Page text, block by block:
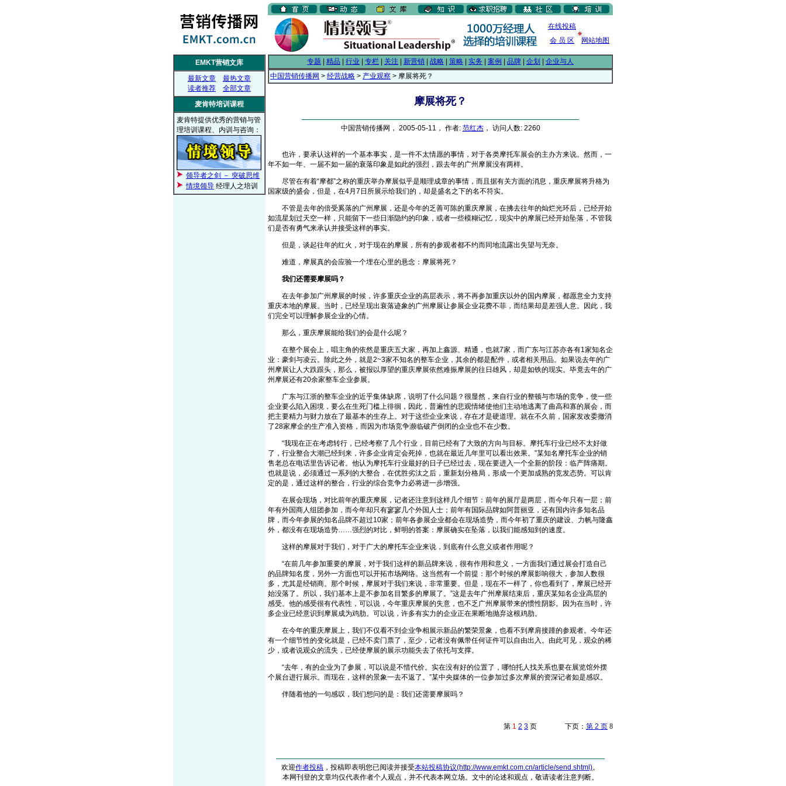
在线投稿
会 员 区
网站地图
EMKT营销文库
最新文章
最热文章
读者推荐
全部文章
麦肯特培训课程
麦肯特提供优秀的营销与管
理培训课程、内训与咨询：
领导者之剑 － 突破思维
情境领导 经理人之培训
专题 精品 行业 专栏 关注 新营销 战略 策略 实务 案例 品牌 企划
企业与人
中国营销传播网 > 经营战略 > 产业观察 > 摩展将死？
摩展将死？
中国营销传播网， 2005-05-11， 作者: 范红杰， 访问人数: 2260
也许，要承认这样的一个基本事实，是一件不太情愿的事情，对于各类摩托车展会的主办方来说。然而，一
年不如一年、一届不如一届的衰落印象是如此的强烈，跟去年的广州摩展没有两样。
尽管在有着“摩都”之称的重庆举办摩展似乎是顺理成章的事情，而且据有关方面的消息，重庆摩展将升格为
国家级的盛会，但是，在4月7日所展示给我们的，却是盛名之下的名不符实。
不管是去年的倍受奚落的广州摩展，还是今年的乏善可陈的重庆摩展，在拂去往年的灿烂光环后，已经开始
如流星划过天空一样，只能留下一些日渐隐约的印象，或者一些模糊记忆，现实中的摩展已经开始坠落，不管我
们是否有勇气来承认并接受这样的事实。
但是，谈起往年的红火，对于现在的摩展，所有的参观者都不约而同地流露出失望与无奈。
难道，摩展真的会应验一个埋在心里的悬念：摩展将死？
我们还需要摩展吗？
在去年参加广州摩展的时候，许多重庆企业的高层表示，将不再参加重庆以外的国内摩展，都愿意全力支持
重庆本地的摩展。当时，已经呈现出衰落迹象的广州摩展让参展企业花费不菲，而结果却是差强人意。因此，我
们完全可以理解参展企业的心情。
那么，重庆摩展能给我们的会是什么呢？
在整个展会上，唱主角的依然是重庆五大家，再加上鑫源、精通，也就7家，而广东与江苏亦各有1家知名企
业：豪剑与凌云。除此之外，就是2~3家不知名的整车企业，其余的都是配件，或者相关用品。如果说去年的广
州摩展让人大跌跟头，那么，被报以厚望的重庆摩展依然难振摩展的往日雄风，却是如铁的现实。毕竟去年的广
州摩展还有20余家整车企业参展。
广东与江浙的整车企业的近乎集体缺席，说明了什么问题？很显然，来自行业的整顿与市场的竞争，使一些
企业要么陷入困境，要么在生死门槛上徘徊，因此，普遍性的悲观情绪使他们主动地逃离了曲高和寡的展会，而
把主要精力与财力放在了最基本的生存上。对于这些企业来说，存在才是硬道理。就在不久前，国家发改委撤消
了28家摩企的生产准入资格，而因为市场竞争濒临破产倒闭的企业也不在少数。
“我现在正在考虑转行，已经考察了几个行业，目前已经有了大致的方向与目标。摩托车行业已经不太好做
了，行业整合大潮已经到来，许多企业肯定会死掉，也就在最近几年里可以看出效果。”某知名摩托车企业的销
售老总在电话里告诉记者。他认为摩托车行业最好的日子已经过去，现在要进入一个全新的阶段：临产阵痛期。
也就是说，必须通过一系列的大整合，在优胜劣汰之后，重新划分格局，形成一个更加成熟的竞发态势。可以肯
定的是，通过这样的整合，行业的综合竞争力必将进一步增强。
在展会现场，对比前年的重庆摩展，记者还注意到这样几个细节：前年的展厅是两层，而今年只有一层；前
年有外国商人组团参加，而今年却只有寥寥几个外国人士；前年有国际品牌如阿普丽亚，还有国内许多知名品
牌，而今年参展的知名品牌不超过10家；前年各参展企业都会在现场造势，而今年初了重庆的建设、力帆与隆鑫
外，都没有在现场造势……强烈的对比，鲜明的答案：摩展确实在坠落，以我们能感知到的速度。
这样的摩展对于我们，对于广大的摩托车企业来说，到底有什么意义或者作用呢？
“在前几年参加重要的摩展，对于我们这样的新品牌来说，很有作用和意义，一方面我们通过展会打造自己
的品牌知名度，另外一方面也可以开拓市场网络。这当然有一个前提：那个时候的摩展影响很大，参加人数很
多，尤其是经销商。那个时候，摩展对于我们来说，非常重要。但是，现在不一样了，你也看到了，摩展已经开
始没落了。所以，我们基本上是不参加名目繁多的摩展了。”这是去年广州摩展结束后，重庆某知名企业高层的
感受。他的感受很有代表性，可以说，今年重庆摩展的失意，也不乏广州摩展带来的惯性阴影。因为在当时，许
多企业已经意识到摩展成为鸡肋。可以说，许多有实力的企业正在果断地抛弃这根鸡肋。
在今年的重庆摩展上，我们不仅看不到企业争相展示新品的繁荣景象，也看不到摩肩接踵的参观者。今年还
有一个细节性的变化就是，已经不卖门票了，至少，记者没有佩带任何证件可以自由出入。由此可见，观众的稀
少，或者说观众的流失，已经使摩展的展示功能失去了依托与支撑。
“去年，有的企业为了参展，可以说是不惜代价。实在没有好的位置了，哪怕托人找关系也要在展览馆外摆
个展台进行展示。而现在，这样的景象一去不返了。”某中央媒体的一位参加过多次摩展的资深记者如是感叹。
伴随着他的一句感叹，我们想问的是：我们还需要摩展吗？
第 1 2 3 页 下页： 第 2 页 8
欢迎作者投稿 ，投稿即表明您已阅读并接受本站投稿协议(http://www.emkt.com.cn/article/send.shtml)。
本网刊登的文章均仅代表作者个人观点，并不代表本网立场。文中的论述和观点，敬请读者注意判断。